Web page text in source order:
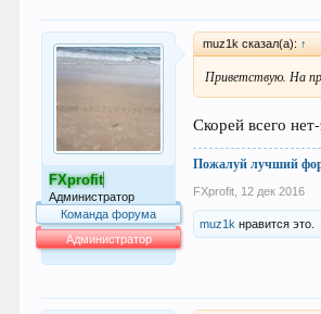
FXprofit
Администратор
Команда форума
Администратор
muz1k сказал(а): ↑
Приветствую. На
Скорей всего
Пожалуй лучший
FXprofit 12 дек 2016
muz1k нравится это.